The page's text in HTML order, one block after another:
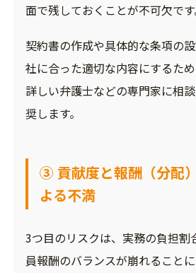
面で残しておくことが不可欠です
契約書の作成や具体的な条項の
社に合った適切な内容にするた
詳しい弁護士などの専門家に相
奨します。
③ 貢献度と報酬（分配
よる不満
3つ目のリスクは、実務の負担割
員報酬のバランスが崩れること